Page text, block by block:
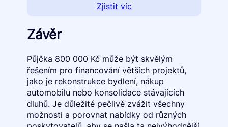
Zjistit víc
Závěr
Půjčka 800 000 Kč může být skvělým
řešením pro financování větších projektů,
jako je rekonstrukce bydlení, nákup
automobilu nebo konsolidace stávajících
dluhů. Je důležité pečlivě zvážit všechny
možnosti a porovnat nabídky od různých